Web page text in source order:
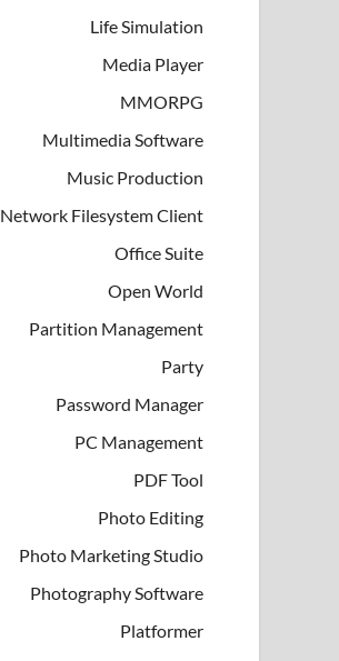
Life Simulation
Media Player
MMORPG
Multimedia Software
Music Production
Network Filesystem Client
Office Suite
Open World
Partition Management
Party
Password Manager
PC Management
PDF Tool
Photo Editing
Photo Marketing Studio
Photography Software
Platformer